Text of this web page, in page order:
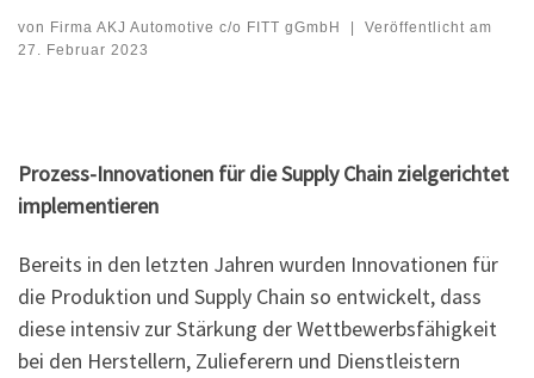
von Firma AKJ Automotive c/o FITT gGmbH
Veröffentlicht am
27. Februar 2023
Prozess-Innovationen für die Supply Chain zielgerichtet
implementieren
Bereits in den letzten Jahren wurden Innovationen für
die Produktion und Supply Chain so entwickelt, dass
diese intensiv zur Stärkung der Wettbewerbsfähigkeit
bei den Herstellern, Zulieferern und Dienstleistern